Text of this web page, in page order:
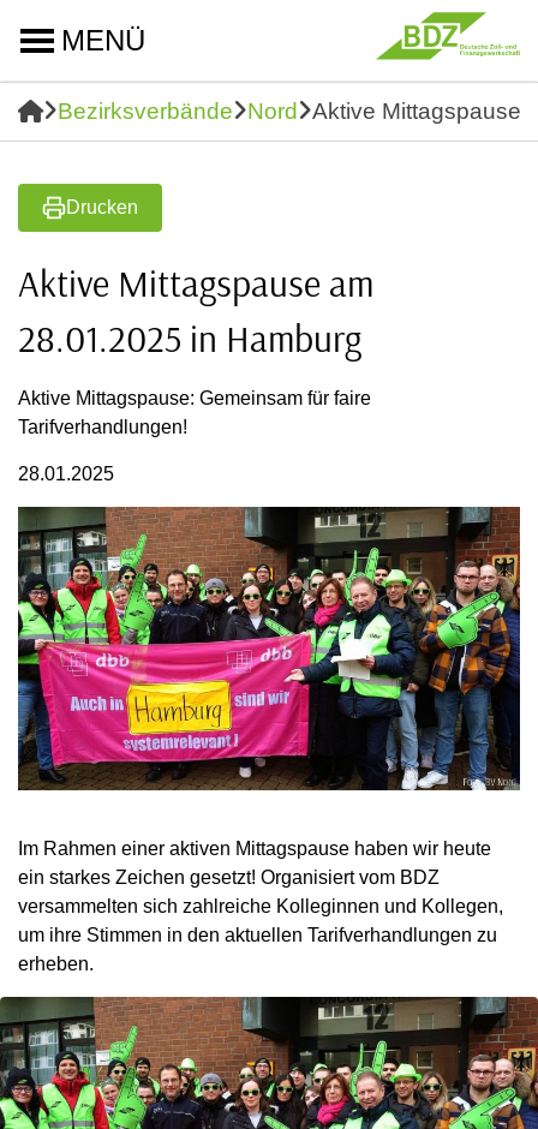
MENÜ
Bezirksverbände Nord Aktive Mittagspause
Drucken
Aktive Mittagspause am
28.01.2025 in Hamburg
Aktive Mittagspause: Gemeinsam für faire
Tarifverhandlungen!
28.01.2025
Im Rahmen einer aktiven Mittagspause haben wir heute
ein starkes Zeichen gesetzt! Organisiert vom BDZ
versammelten sich zahlreiche Kolleginnen und Kollegen,
um ihre Stimmen in den aktuellen Tarifverhandlungen zu
erheben.